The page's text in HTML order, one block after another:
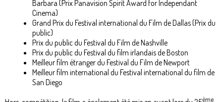
Barbara (Prix Panavision Spirit Award for Independant
Cinema)
Grand Prix du Festival international du Film de Dallas (Prix du
public)
Prix du public du Festival du Film de Nashville
Prix du public du Festival du film irlandais de Boston
Meilleur film étranger du Festival du Film de Newport
Meilleur film international du Festival international du film de
San Diego
ème